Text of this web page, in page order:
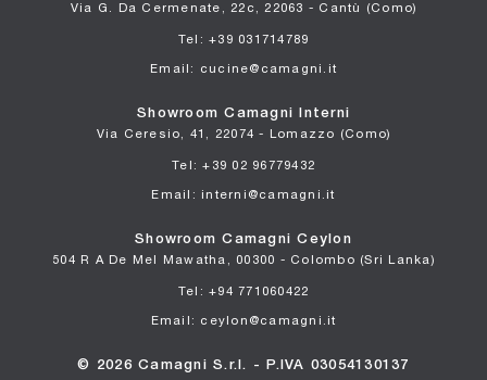
Via G. Da Cermenate, 22c, 22063 - Cantù (Como)
Tel: +39 031714789
Email: cucine@camagni.it
Showroom Camagni Interni
Via Ceresio, 41, 22074 - Lomazzo (Como)
Tel: +39 02 96779432
Email: interni@camagni.it
Showroom Camagni Ceylon
504 R A De Mel Mawatha, 00300 - Colombo (Sri Lanka)
Tel: +94 771060422
Email: ceylon@camagni.it
© 2026 Camagni S.r.l. - P.IVA 03054130137